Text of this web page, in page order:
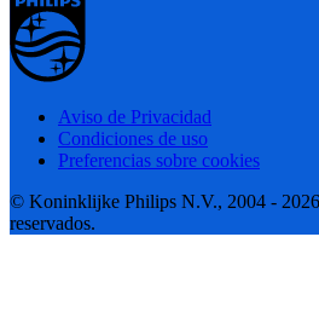
Aviso de Privacidad
Condiciones de uso
Preferencias sobre cookies
© Koninklijke Philips N.V., 2004 -
reservados.